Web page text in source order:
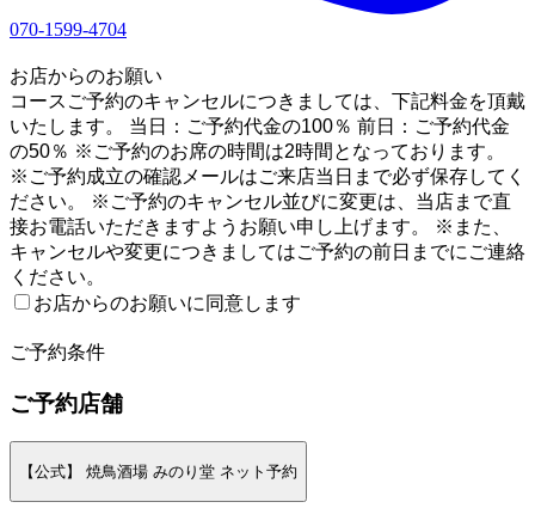
070-1599-4704
お店からのお願い
コースご予約のキャンセルにつきましては、下記料金を頂戴
いたします。 当日：ご予約代金の100％ 前日：ご予約代金
の50％ ※ご予約のお席の時間は2時間となっております。
※ご予約成立の確認メールはご来店当日まで必ず保存してく
ださい。 ※ご予約のキャンセル並びに変更は、当店まで直
接お電話いただきますようお願い申し上げます。 ※また、
キャンセルや変更につきましてはご予約の前日までにご連絡
ください。
お店からのお願いに同意します
ご予約条件
ご予約店舗
【公式】 焼鳥酒場 みのり堂 ネット予約